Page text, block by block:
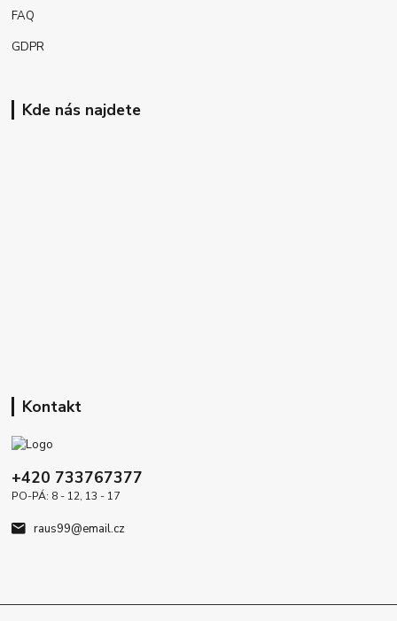
FAQ
GDPR
Kde nás najdete
Kontakt
+420 733767377
PO-PÁ: 8 - 12, 13 - 17
raus99@email.cz